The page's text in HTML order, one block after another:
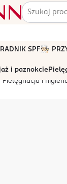
SPF🧑🏻‍🍳
i paznokcie
Pielęgnacja i